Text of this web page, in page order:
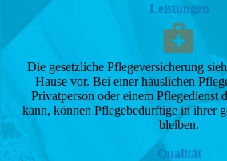
Leistungen
Die gesetzliche Pflegeversicherung
Hause vor. Bei einer häuslichen
Privatperson oder einem Pflegedienst
kann, können Pflegebedürftige in ihrer
bleiben.
Qualität